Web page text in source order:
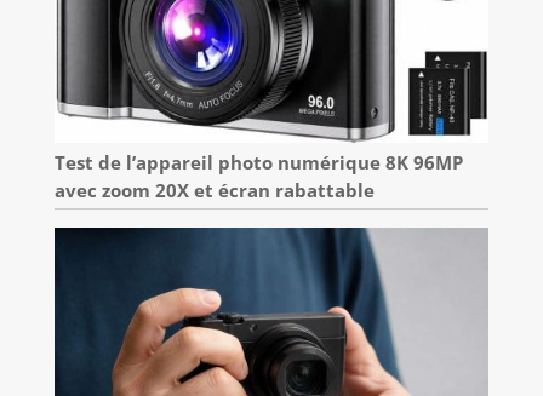
Test de l’appareil photo numérique 8K 96MP
avec zoom 20X et écran rabattable